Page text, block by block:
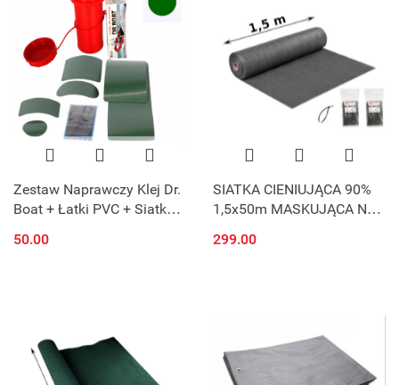
Zestaw Naprawczy Klej Dr.
Boat + Łatki PVC + Siatka +
SUP
50.00
SIATKA CIENIUJĄCA 90%
1,5x50m MASKUJĄCA NA
299.00